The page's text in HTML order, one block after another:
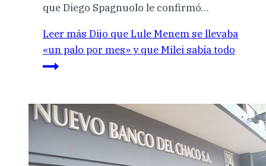
que Diego Spagnuolo le confirmó…
Leer más Dijo que Lule Menem se llevaba
«un palo por mes» y que Milei sabía todo